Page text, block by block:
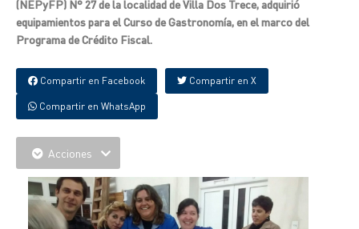
(NEPyFP) N° 27 de la localidad de Villa Dos Trece, adquirió
equipamientos para el Curso de Gastronomía, en el marco del
Programa de Crédito Fiscal.
Compartir en Facebook Compartir en X
Compartir en WhatsApp
Acciones